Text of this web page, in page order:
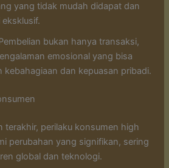
yang tidak mudah didapat dan
eksklusif.
bukan hanya transaksi,
emosional yang bisa
kebahagiaan dan kepuasan pribadi.
terakhir, perilaku konsumen high
perubahan yang signifikan, sering
global dan teknologi.